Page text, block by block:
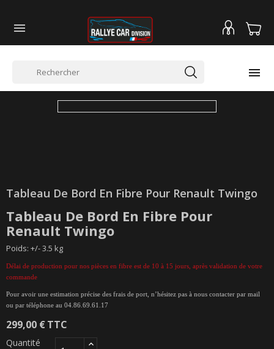


Tableau De Bord En Fibre Pour Renault Twingo
Tableau De Bord En Fibre Pour
Renault Twingo
Poids: +/- 3.5 kg
Délai de production pour nos pièces en fibre est de 10 à 15 jours, après validation de votre
commande
Pour avoir une estimation précise des frais de port, n’hésitez pas à nous contacter par mail
ou par téléphone au 04.86.69.61.17
299,00 €TTC
Quantité